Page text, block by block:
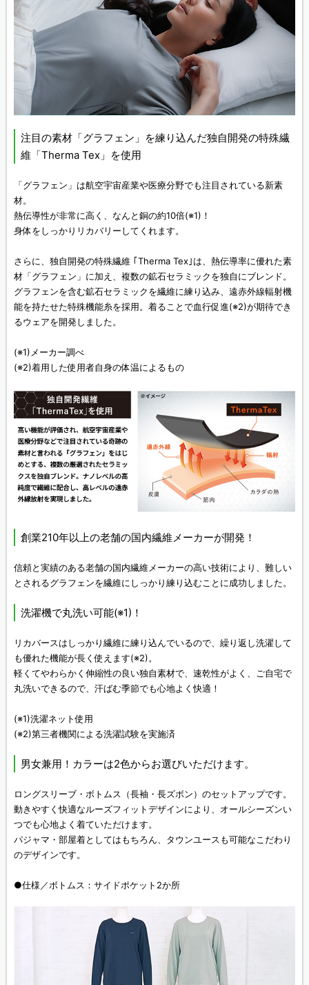
注目の素材「グラフェン」を練り込んだ独自開発の特殊繊
維「Therma Tex」を使用
「グラフェン」は航空宇宙産業や医療分野でも注目されている新素
材。
熱伝導性が非常に高く、なんと銅の約10倍(※1)！
身体をしっかりリカバリーしてくれます。
さらに、独自開発の特殊繊維 ｢Therma Tex｣は、熱伝導率に優れた素
材「グラフェン」に加え、複数の鉱石セラミックを独自にブレンド。
グラフェンを含む鉱石セラミックを繊維に練り込み、遠赤外線輻射機
能を持たせた特殊機能糸を採用。着ることで血行促進(※2)が期待でき
るウェアを開発しました。
(※1)メーカー調べ
(※2)着用した使用者自身の体温によるもの
創業210年以上の老舗の国内繊維メーカーが開発！
信頼と実績のある老舗の国内繊維メーカーの高い技術により、難しい
とされるグラフェンを繊維にしっかり練り込むことに成功しました。
洗濯機で丸洗い可能(※1)！
リカバースはしっかり繊維に練り込んでいるので、繰り返し洗濯して
も優れた機能が長く使えます(※2)。
軽くてやわらかく伸縮性の良い独自素材で、速乾性がよく、ご自宅で
丸洗いできるので、汗ばむ季節でも心地よく快適！
(※1)洗濯ネット使用
(※2)第三者機関による洗濯試験を実施済
男女兼用！カラーは2色からお選びいただけます。
ロングスリーブ・ボトムス（長袖・長ズボン）のセットアップです。
動きやすく快適なルーズフィットデザインにより、オールシーズンい
つでも心地よく着ていただけます。
パジャマ・部屋着としてはもちろん、タウンユースも可能なこだわり
のデザインです。
●仕様／ボトムス：サイドポケット2か所